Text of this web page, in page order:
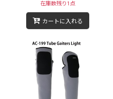
在庫数残り1点
カートに入れる